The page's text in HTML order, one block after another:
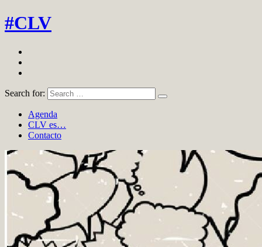
#CLV
Search for:
Agenda
CLV es…
Contacto